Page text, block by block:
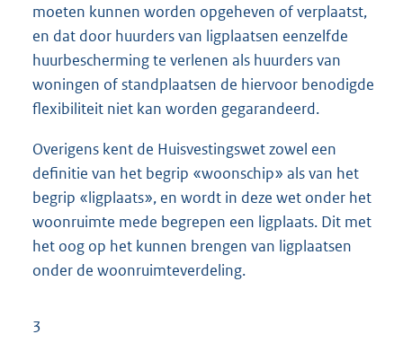
moeten kunnen worden opgeheven of verplaatst,
en dat door huurders van ligplaatsen eenzelfde
huurbescherming te verlenen als huurders van
woningen of standplaatsen de hiervoor benodigde
flexibiliteit niet kan worden gegarandeerd.
Overigens kent de Huisvestingswet zowel een
definitie van het begrip «woonschip» als van het
begrip «ligplaats», en wordt in deze wet onder het
woonruimte mede begrepen een ligplaats. Dit met
het oog op het kunnen brengen van ligplaatsen
onder de woonruimteverdeling.
3